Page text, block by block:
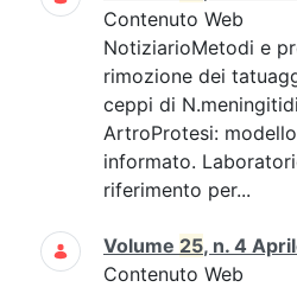
Contenuto Web
NotiziarioMetodi e
rimozione dei
ceppi di
ArtroProtesi:
informato.
riferimento per...
Volume 25, n. 4
Contenuto Web